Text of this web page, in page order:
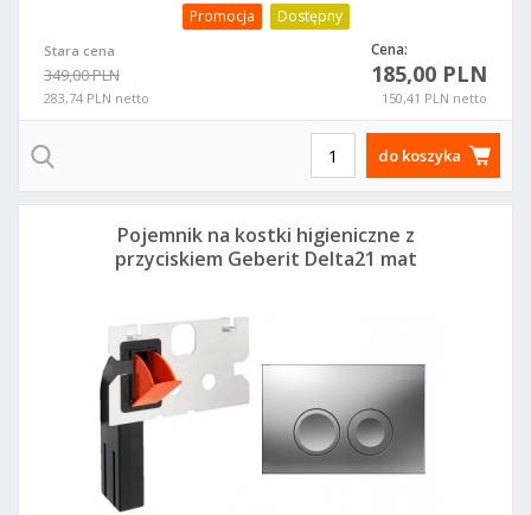
Promocja Dostępny
Stara cena
349,00 PLN
283,74 PLN netto
Cena:
185,00 PLN
150,41 PLN netto
do koszyka
Pojemnik na kostki higieniczne z
przyciskiem Geberit Delta21 mat